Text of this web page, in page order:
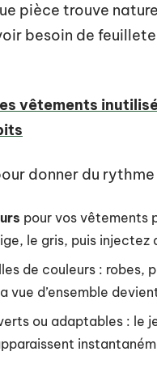
pièce trouve
besoin de
vêtements
donner du
pour vos vêtements
le gris, puis injectez
de couleurs : robes,
vue d’ensemble
ou adaptables : le